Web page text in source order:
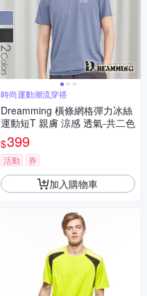
時尚運動潮流穿搭
Dreamming 橫條網格彈力冰絲
運動短T 親膚 涼感 透氣-共二色
$399
活動 券
加入購物車